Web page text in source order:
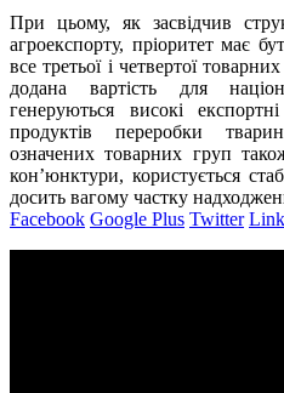
При цьому, як засвідчив
агроекспорту, пріоритет має
все третьої і четвертої
додана вартість для
генеруються високі
продуктів переробки
означених товарних груп
кон’юнктури, користується
досить вагому частку
Facebook Google Plus Twitter